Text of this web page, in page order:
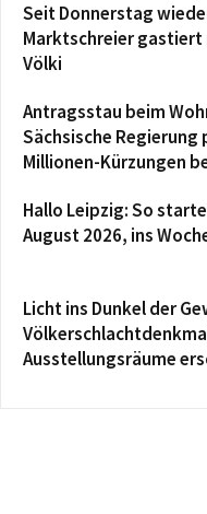
Seit Donnerstag
Marktschreier gastiert
Völki
Antragsstau beim
Sächsische
Millionen-Kürzungen
Hallo Leipzig: So
August 2026, ins
Licht ins Dunkel der
Ausstellungsräume